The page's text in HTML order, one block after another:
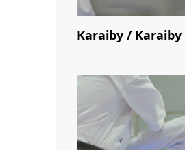
Karaiby / Karaiby